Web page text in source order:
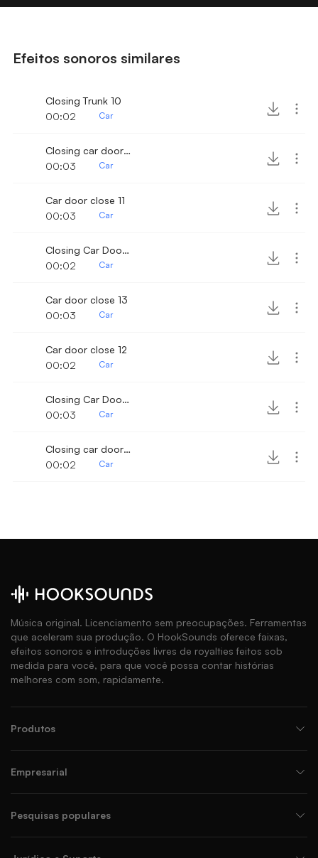
Efeitos sonoros similares
Closing Trunk 10
00:02
Car
Closing car door 20
00:03
Car
Car door close 11
00:03
Car
Closing Car Door 21
00:02
Car
Car door close 13
00:03
Car
Car door close 12
00:02
Car
Closing Car Door 25
00:03
Car
Closing car door 24
00:02
Car
Música original. Licenciamento sem preocupações. Ferramentas
que aceleram sua produção. O HookSounds oferece faixas,
efeitos sonoros e introduções livres de royalties feitos sob
medida para você, para que você possa contar histórias
melhores com som, rapidamente.
Produtos
Empresarial
Pesquisas populares